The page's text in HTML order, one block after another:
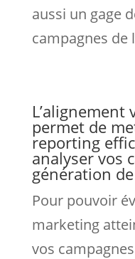
aussi un gage
campagnes de
permet de
reporting
analyser vos
génération
Pour pouvoir
marketing
vos